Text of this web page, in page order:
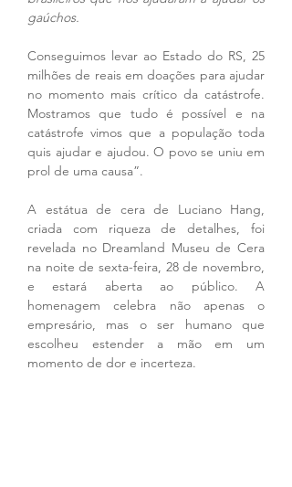
gaúchos.
Conseguimos levar ao Estado do RS, 25
milhões de reais em doações para ajudar
no momento mais crítico da catástrofe.
Mostramos que tudo é possível e na
catástrofe vimos que a população toda
quis ajudar e ajudou. O povo se uniu em
prol de uma causa”.
A estátua de cera de Luciano Hang,
criada com riqueza de detalhes, foi
revelada no Dreamland Museu de Cera
na noite de sexta-feira, 28 de novembro,
e estará aberta ao público. A
homenagem celebra não apenas o
empresário, mas o ser humano que
escolheu estender a mão em um
momento de dor e incerteza.